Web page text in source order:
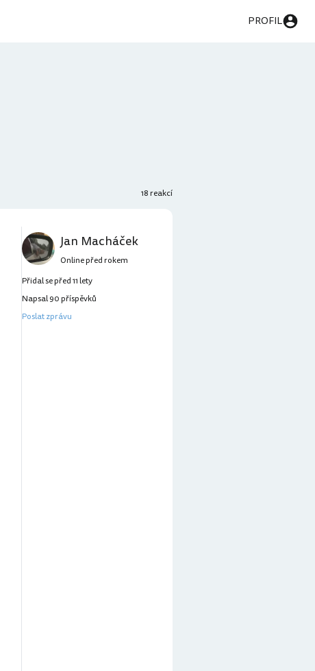
PROFIL
18 reakcí
Jan Macháček
Online před rokem
Přidal se před 11 lety
Napsal 90 příspěvků
Poslat zprávu